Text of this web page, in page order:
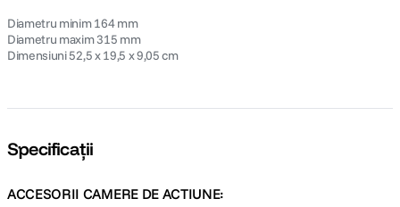
Diametru minim 164 mm
Diametru maxim 315 mm
Dimensiuni 52,5 x 19,5 x 9,05 cm
Specificații
ACCESORII CAMERE DE ACTIUNE: